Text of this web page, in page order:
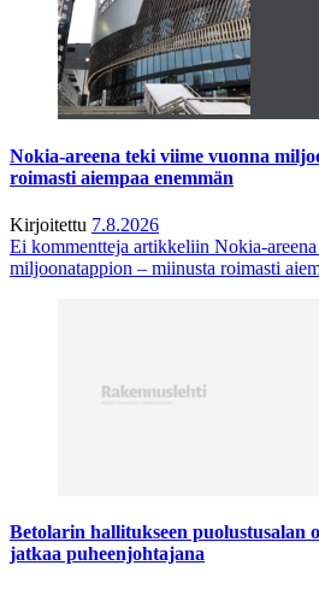
Nokia-areena teki viime vuonna
roimasti aiempaa enemmän
Kirjoitettu 7.8.2026
Ei kommentteja artikkeliin Nokia-
miljoonatappion – miinusta roimasti
Betolarin hallitukseen puolustusalan
jatkaa puheenjohtajana